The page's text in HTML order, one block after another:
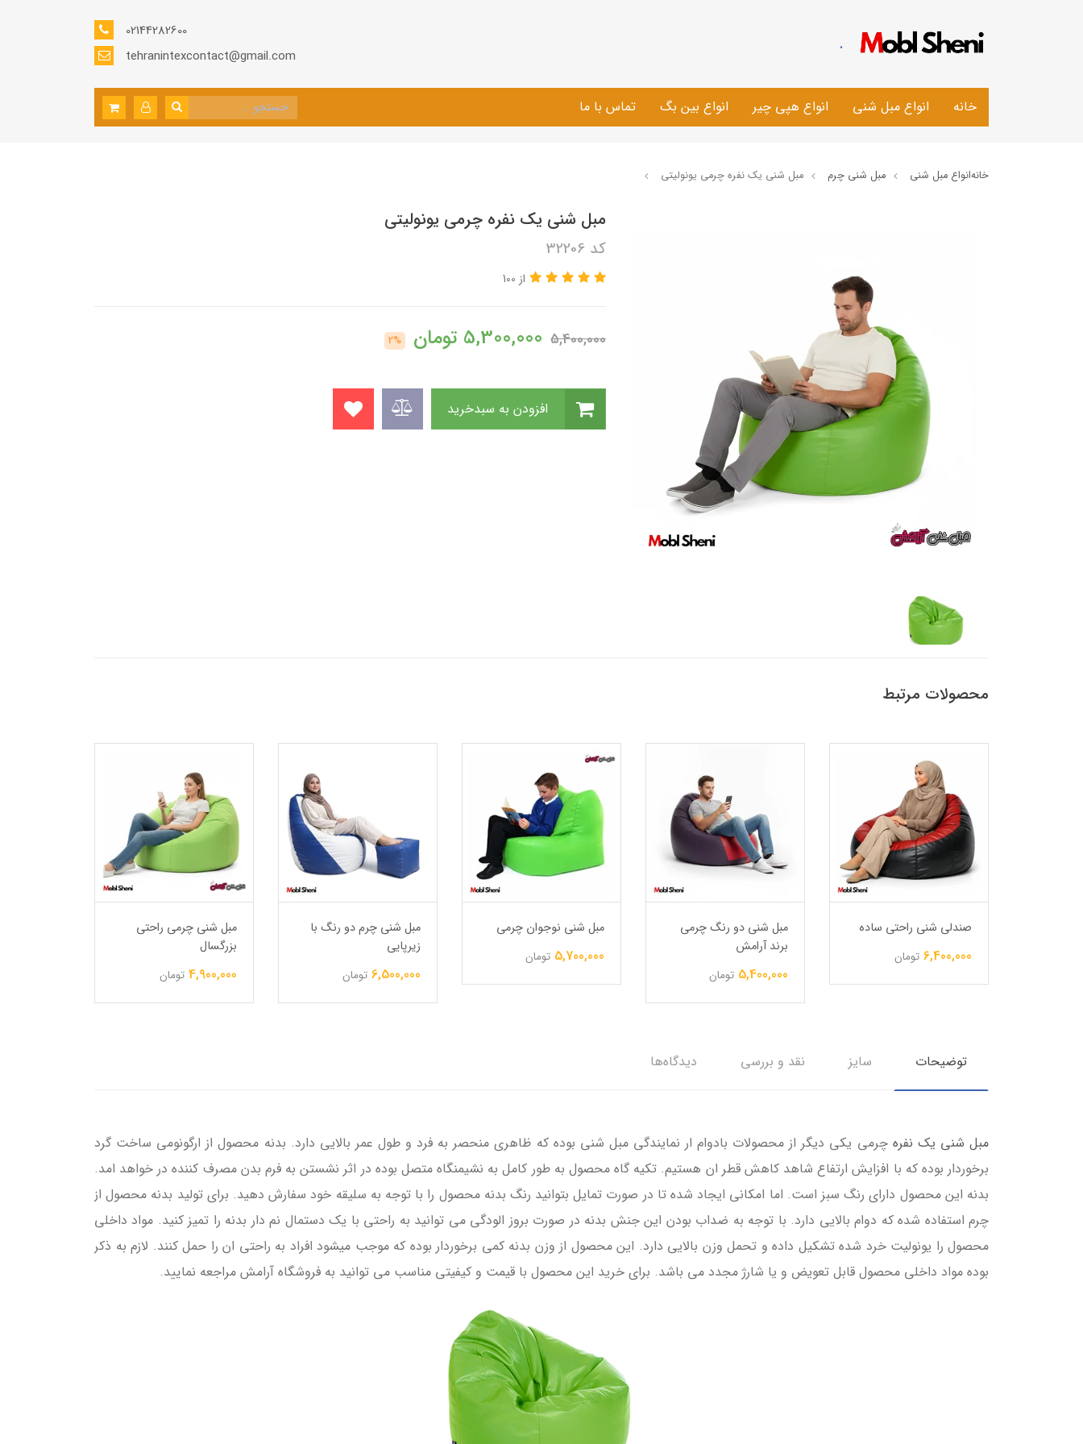
.
02144282600
tehranintexcontact@gmail.com
خانه انواع مبل شنی انواع هپی چیر انواع بین بگ تماس با ما
خانهانواع مبل شنی مبل شنی چرم مبل شنی یک نفره چرمی یونولیتی
مبل شنی یک نفره چرمی یونولیتی
کد 32206
از 100
5,400,000
5,300,000 تومان 2%
محصولات مرتبط
صندلی شنی راحتی ساده
6,400,000 تومان
مبل شنی دو رنگ چرمی
برند آرامش
5,400,000 تومان
مبل شنی نوجوان چرمی
5,700,000 تومان
مبل شنی چرم دو رنگ با
زیرپایی
6,500,000 تومان
مبل شنی چرمی راحتی
بزرگسال
4,900,000 تومان
توضیحات سایز نقد و بررسی دیدگاه‌ها
مبل شنی یک نفره چرمی یکی دیگر از محصولات بادوام ار نمایندگی مبل شنی بوده که ظاهری منحصر به فرد و طول عمر بالایی دارد. بدنه محصول از ارگونومی ساخت گرد
برخوردار بوده که با افزایش ارتفاع شاهد کاهش قطر ان هستیم. تکیه گاه محصول به طور کامل به نشیمنگاه متصل بوده در اثر نشستن به فرم بدن مصرف کننده در خواهد امد.
بدنه این محصول دارای رنگ سبز است. اما امکانی ایجاد شده تا در صورت تمایل بتوانید رنگ بدنه محصول را با توجه به سلیقه خود سفارش دهید. برای تولید بدنه محصول از
چرم استفاده شده که دوام بالایی دارد. با توجه به ضداب بودن این جنش بدنه در صورت بروز الودگی می توانید به راحتی با یک دستمال نم دار بدنه را تمیز کنید. مواد داخلی
محصول را یونولیت خرد شده تشکیل داده و تحمل وزن بالایی دارد. این محصول از وزن بدنه کمی برخوردار بوده که موجب میشود افراد به راحتی ان را حمل کنند. لازم به ذکر
بوده مواد داخلی محصول قابل تعویض و یا شارژ مجدد می باشد. برای خرید این محصول با قیمت و کیفیتی مناسب می توانید به فروشگاه آرامش مراجعه نمایید.